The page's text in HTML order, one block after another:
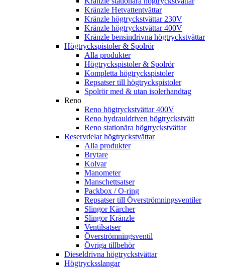
Kränzle Hetvattentvättar
Kränzle högtryckstvättar 230V
Kränzle högtryckstvättar 400V
Kränzle bensindrivna högtryckstvättar
Högtryckspistoler & Spolrör
Alla produkter
Högtryckspistoler & Spolrör
Kompletta högtryckspistoler
Repsatser till högtryckspistoler
Spolrör med & utan isolerhandtag
Reno
Reno högtryckstvättar 400V
Reno hydrauldriven högtryckstvätt
Reno stationära högtryckstvättar
Reservdelar högtryckstvättar
Alla produkter
Brytare
Kolvar
Manometer
Manschettsatser
Packbox / O-ring
Repsatser till Överströmningsventiler
Slingor Kärcher
Slingor Kränzle
Ventilsatser
Överströmningsventil
Övriga tillbehör
Dieseldrivna högtryckstvättar
Högtrycksslangar